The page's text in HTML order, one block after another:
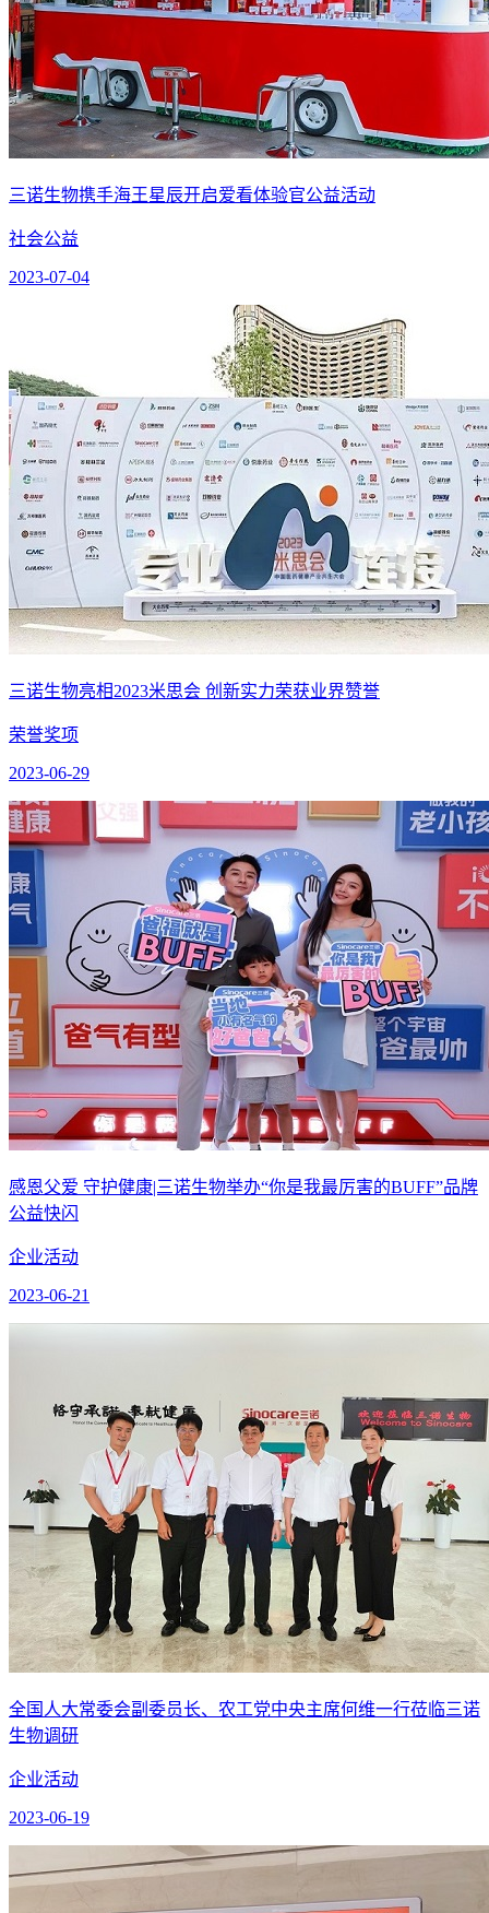
三诺生物携手海王星辰开启爱看体验官公益活动
社会公益
2023-07-04
三诺生物亮相2023米思会 创新实力荣获业界赞誉
荣誉奖项
2023-06-29
感恩父爱 守护健康|三诺生物举办“你是我最厉害的BUFF”品牌
公益快闪
企业活动
2023-06-21
全国人大常委会副委员长、农工党中央主席何维一行莅临三诺
生物调研
企业活动
2023-06-19